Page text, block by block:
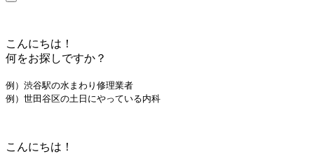
こんにちは！
何をお探しですか？
例）渋谷駅の水まわり修理業者
例）世田谷区の土日にやっている内科
こんにちは！